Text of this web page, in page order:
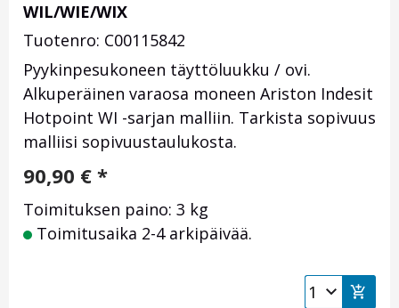
WIL/WIE/WIX
Tuotenro: C00115842
Pyykinpesukoneen täyttöluukku / ovi.
Alkuperäinen varaosa moneen Ariston Indesit
Hotpoint WI -sarjan malliin. Tarkista sopivuus
malliisi sopivuustaulukosta.
90,90 € *
Toimituksen paino: 3 kg
Toimitusaika 2-4 arkipäivää.